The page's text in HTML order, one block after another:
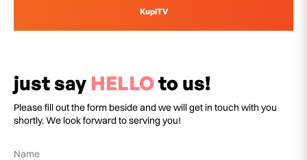
KupiTV
just say HELLOto us!
Please fill out the form beside and we will get in touch with you
shortly. We look forward to serving you!